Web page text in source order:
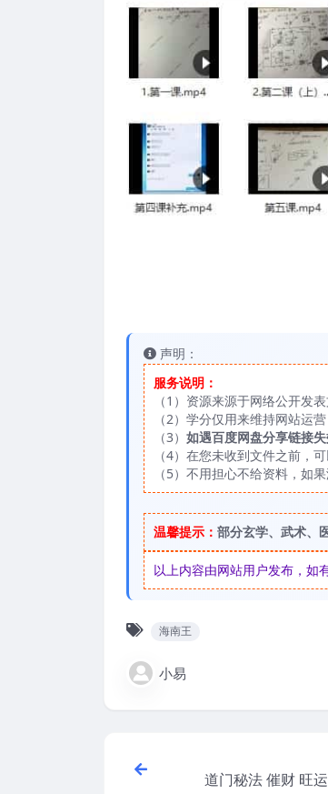
声明：
服务说明：
（1）资源来源于网络公开发
（2）学分仅用来维持网站运
（3） 如遇百度网盘分享链接
（4）在您未收到文件之前，
（5）不用担心不给资料，如
温馨提示： 部分玄学、武术、
以上内容由网站用户发布，如
海南王
小易
道门秘法 催财 旺